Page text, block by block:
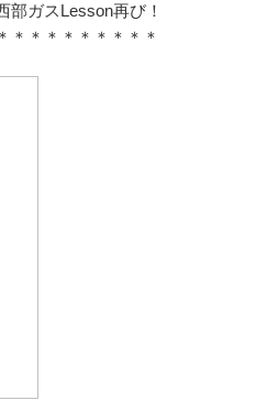
部ガスLesson再び！
＊＊＊＊＊＊＊＊＊